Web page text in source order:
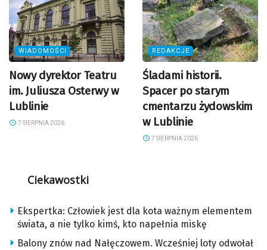
WIADOMOŚCI
Nowy dyrektor Teatru
im. Juliusza Osterwy w
Lublinie
7 SIERPNIA 2026
REDAKCJE
Śladami historii.
Spacer po starym
cmentarzu żydowskim
w Lublinie
7 SIERPNIA 2026
Ciekawostki
Ekspertka: Człowiek jest dla kota ważnym elementem
świata, a nie tylko kimś, kto napełnia miskę
Balony znów nad Nałęczowem. Wcześniej loty odwołał